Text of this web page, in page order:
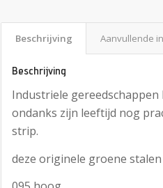
Beschrijving Aanvullende
Beschrijving
Industriele
ondanks zijn leeftijd nog
strip.
deze originele groene